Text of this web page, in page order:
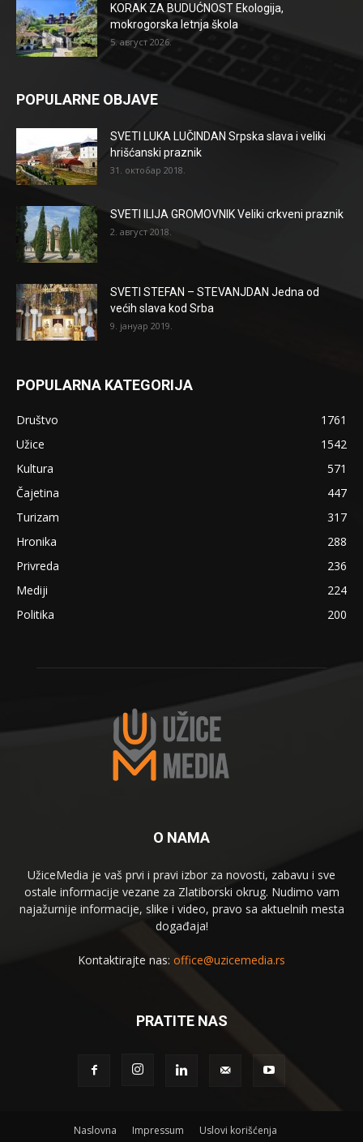
KORAK ZA BUDUĆNOST Ekologija,
mokrogorska letnja škola
5. август 2026.
POPULARNE OBJAVE
SVETI LUKA LUČINDAN Srpska slava i veliki
hrišćanski praznik
31. октобар 2018.
SVETI ILIJA GROMOVNIK Veliki crkveni praznik
2. август 2018.
SVETI STEFAN – STEVANJDAN Jedna od
većih slava kod Srba
9. јануар 2019.
POPULARNA KATEGORIJA
Društvo
1761
Užice
1542
Kultura
571
Čajetina
447
Turizam
317
Hronika
288
Privreda
236
Mediji
224
Politika
200
O NAMA
UžiceMedia je vaš prvi i pravi izbor za novosti, zabavu i sve
ostale informacije vezane za Zlatiborski okrug. Nudimo vam
najažurnije informacije, slike i video, pravo sa aktuelnih mesta
događaja!
Kontaktirajte nas: office@uzicemedia.rs
PRATITE NAS
Naslovna Impressum
Uslovi korišćenja